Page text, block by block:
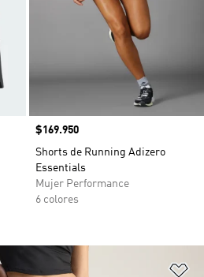
Precio
$169.950
Shorts de Running Adizero
Essentials
Mujer Performance
6 colores